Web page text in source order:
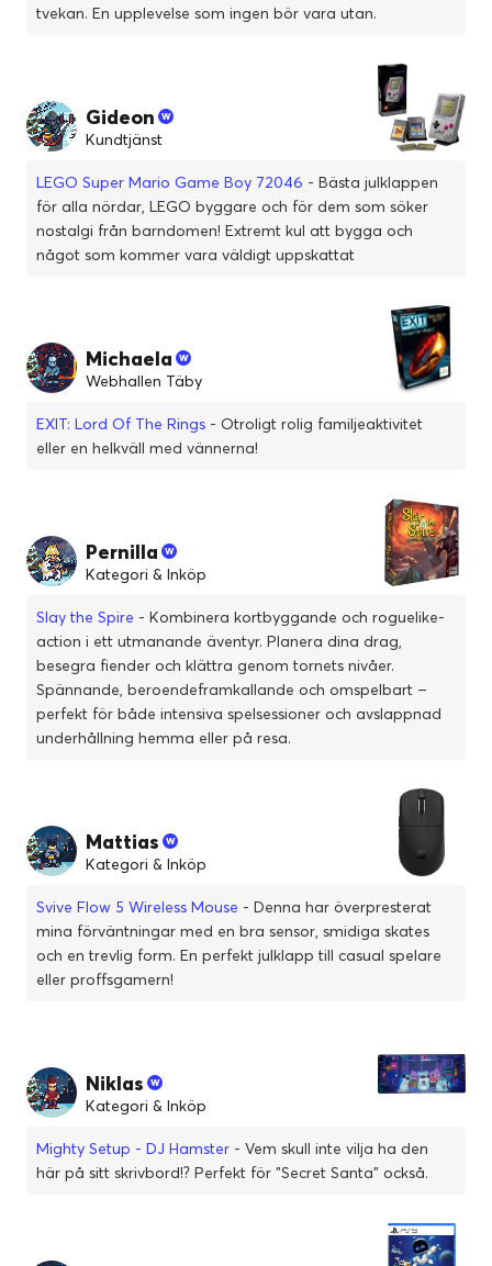
tvekan. En upplevelse som ingen bör vara utan.
Gideon
Kundtjänst
LEGO Super Mario Game Boy 72046 - Bästa julklappen
för alla nördar, LEGO byggare och för dem som söker
nostalgi från barndomen! Extremt kul att bygga och
något som kommer vara väldigt uppskattat
Michaela
Webhallen Täby
EXIT: Lord Of The Rings - Otroligt rolig familjeaktivitet
eller en helkväll med vännerna!
Pernilla
Kategori & Inköp
Slay the Spire - Kombinera kortbyggande och roguelike-
action i ett utmanande äventyr. Planera dina drag,
besegra fiender och klättra genom tornets nivåer.
Spännande, beroendeframkallande och omspelbart –
perfekt för både intensiva spelsessioner och avslappnad
underhållning hemma eller på resa.
Mattias
Kategori & Inköp
Svive Flow 5 Wireless Mouse - Denna har överpresterat
mina förväntningar med en bra sensor, smidiga skates
och en trevlig form. En perfekt julklapp till casual spelare
eller proffsgamern!
Niklas
Kategori & Inköp
Mighty Setup - DJ Hamster - Vem skull inte vilja ha den
här på sitt skrivbord!? Perfekt för "Secret Santa" också.